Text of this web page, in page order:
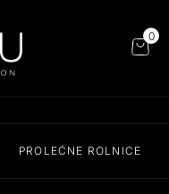
0
PROLEĆNE ROLNICE